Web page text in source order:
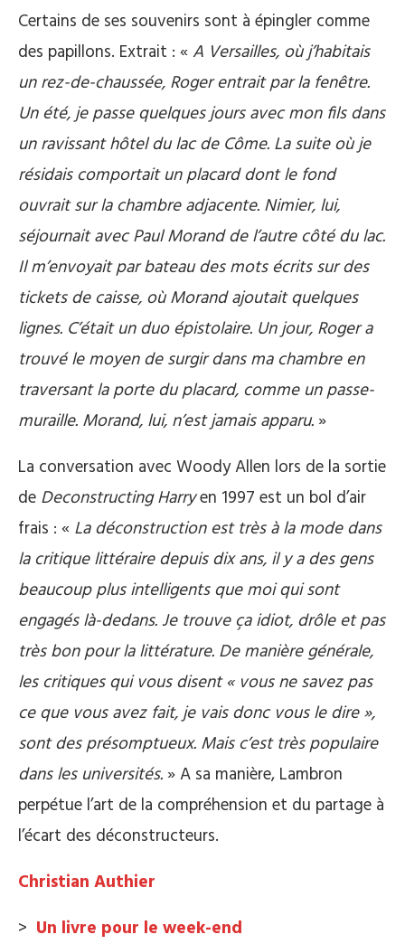
Certains de ses souvenirs sont à épingler comme
des papillons. Extrait : « A Versailles, où j’habitais
un rez-de-chaussée, Roger entrait par la fenêtre.
Un été, je passe quelques jours avec mon fils dans
un ravissant hôtel du lac de Côme. La suite où je
résidais comportait un placard dont le fond
ouvrait sur la chambre adjacente. Nimier, lui,
séjournait avec Paul Morand de l’autre côté du lac.
Il m’envoyait par bateau des mots écrits sur des
tickets de caisse, où Morand ajoutait quelques
lignes. C’était un duo épistolaire. Un jour, Roger a
trouvé le moyen de surgir dans ma chambre en
traversant la porte du placard, comme un passe-
muraille. Morand, lui, n’est jamais apparu. »
La conversation avec Woody Allen lors de la sortie
de Deconstructing Harryen 1997 est un bol d’air
frais : « La déconstruction est très à la mode dans
la critique littéraire depuis dix ans, il y a des gens
beaucoup plus intelligents que moi qui sont
engagés là-dedans. Je trouve ça idiot, drôle et pas
très bon pour la littérature. De manière générale,
les critiques qui vous disent « vous ne savez pas
ce que vous avez fait, je vais donc vous le dire »,
sont des présomptueux. Mais c’est très populaire
dans les universités. » A sa manière, Lambron
perpétue l’art de la compréhension et du partage à
l’écart des déconstructeurs.
Christian Authier
> Un livre pour le week-end